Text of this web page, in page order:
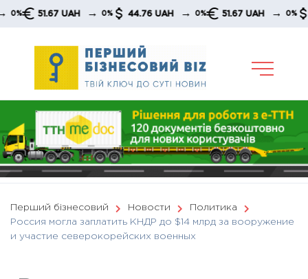
Skip
51.67 UAH → 0% 44.76 UAH → 0% 51.67 UAH → 0%
Перший бізнесовий Новости
Политика
Россия могла заплатить КНДР до $14 млрд за вооружение
и участие северокорейских военных